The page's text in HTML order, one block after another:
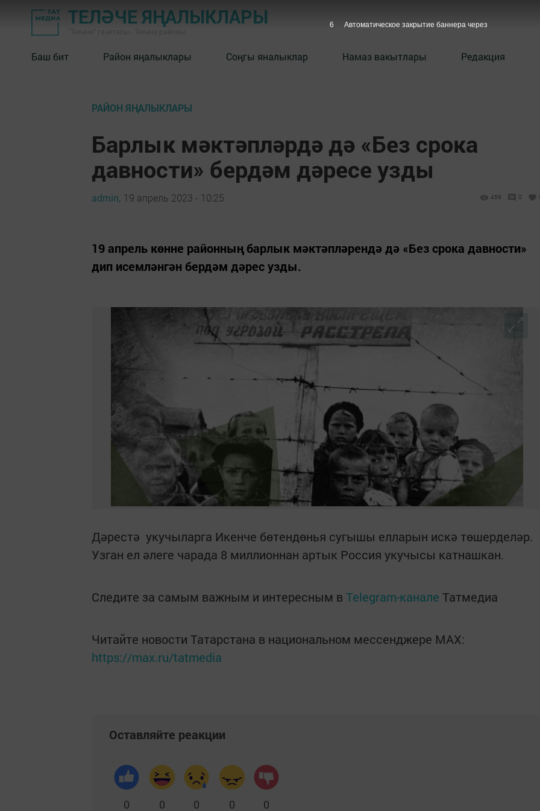
ТЕЛӘЧЕ ЯҢАЛЫКЛАРЫ
Баш бит Район яңалыклары Соңгы яналыклар Намаз вакытлары Редакция
РАЙОН ЯҢАЛЫКЛАРЫ
Барлык мәктәпләрдә дә «Без срока
давности» бердәм дәреcе узды
admin, 19 апрель 2023 - 10:25 459 0
19 апрель көнне районның барлык мәктәпләрендә дә «Без срока давности»
дип исемләнгән бердәм дәреc узды.
Дәрестә укучыларга Икенче бөтендөнья сугышы елларын искә төшерделәр.
Узган ел әлеге чарада 8 миллионнан артык Россия укучысы катнашкан.
Следите за самым важным и интересным в Telegram-канале Татмедиа
Читайте новости Татарстана в национальном мессенджере MАХ:
https://max.ru/tatmedia
Оставляйте реакции
0 0 0 0 0
5 Автоматическое закрытие баннера через